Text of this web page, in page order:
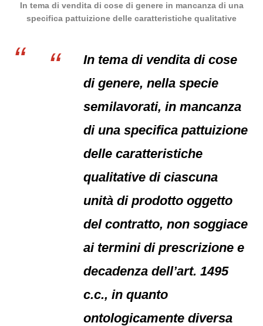
In tema di vendita di cose di genere in mancanza di una
specifica pattuizione delle caratteristiche qualitative
In tema di vendita di cose
di genere, nella specie
semilavorati, in mancanza
di una specifica pattuizione
delle caratteristiche
qualitative di ciascuna
unità di prodotto oggetto
del contratto, non soggiace
ai termini di prescrizione e
decadenza dell’art. 1495
c.c., in quanto
ontologicamente diversa